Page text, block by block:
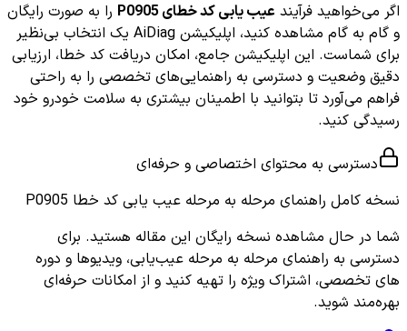
اگر می‌خواهید فرآیند عیب یابی کد خطای P0905
را به صورت رایگان
و گام به گام مشاهده کنید، اپلیکیشن AiDiag یک انتخاب بی‌نظیر
برای شماست. این اپلیکیشن جامع، امکان دریافت کد خطا، ارزیابی
دقیق وضعیت و دسترسی به راهنمایی‌های تخصصی را به راحتی
فراهم می‌آورد تا بتوانید با اطمینان بیشتری به سلامت خودرو خود
رسیدگی کنید.
دسترسی به محتوای اختصاصی و حرفه‌ای
نسخه کامل راهنمای مرحله به مرحله عیب یابی کد خطا P0905
شما در حال مشاهده نسخه رایگان این مقاله هستید. برای
دسترسی به راهنمای مرحله به مرحله عیب‌یابی، ویدیوها و دوره
های تخصصی، اشتراک ویژه را تهیه کنید و از امکانات حرفه‌ای
بهره‌مند شوید.